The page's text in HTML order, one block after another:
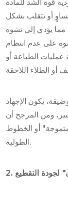
قوة الشد للمادة
أو تتقلب بشكل
مما يؤدي إلى تشوه
على عدم انتظام
الطباعة أو
يكون الإجهاد
ومن المرجح أن
أو الخطوط
الطولية.
لجودة التقطيع